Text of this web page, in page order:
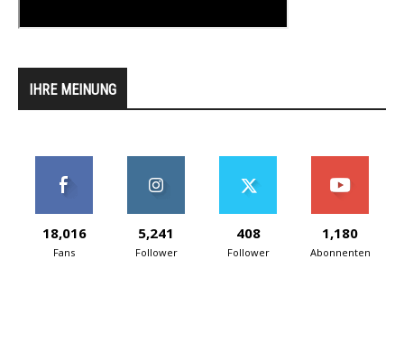
IHRE MEINUNG
18,016
Fans
5,241
Follower
408
Follower
1,180
Abonnenten